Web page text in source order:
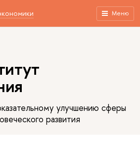
Меню
улучшению сферы
развития